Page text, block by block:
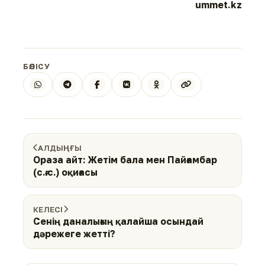
ummet.kz
БӨЛІСУ
АЛДЫҢҒЫ
Ораза айт: Жетім бала мен Пайғамбар
(с.ғ.с.) оқиғасы
КЕЛЕСІ
Сенің даналығың қалайша осындай
дәрежеге жетті?